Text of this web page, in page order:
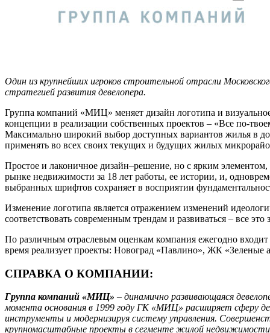
Один из крупнейших игроков строительной отрасли
стратегией развития девелопера.
Группа компаний «МИЦ» меняет дизайн логотипа и
концепции в реализации собственных проектов – «Все по-
Максимально широкий выбор доступных вариантов жилья в
применять во всех своих текущих и будущих жилых
Простое и лаконичное дизайн–решение, но с ярким
рынке недвижимости за 18 лет работы, ее истории, и,
выбранных шрифтов сохраняет в восприятии
Изменение логотипа является отражением изменений
соответствовать современным трендам и развиваться – все
По различным отраслевым оценкам компания ежегодно
время реализует проекты: Новоград «Павлино», ЖК
СПРАВКА О КОМПАНИИ:
Группа компаний «МИЦ» – динамично развивающаяся
момента основания в 1999 году ГК «МИЦ» расширяет сферу
инструменты и модернизируя систему управления.
крупномасштабные проекты в сегменте жилой